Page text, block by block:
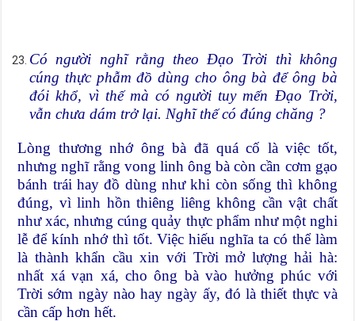
Có người nghĩ rằng theo Đạo Trời thì không
cúng thực phẫm đồ dùng cho ông bà để ông bà
đói khổ, vì thế mà có người tuy mến Đạo Trời,
vẫn chưa dám trở lại. Nghĩ thế có đúng chăng ?
Lòng thương nhớ ông bà đã quá cố là việc tốt,
nhưng nghĩ rằng vong linh ông bà còn cần cơm gạo
bánh trái hay đồ dùng như khi còn sống thì không
đúng, vì linh hồn thiêng liêng không cần vật chất
như xác, nhưng cúng quảy thực phẩm như một nghi
lễ để kính nhớ thì tốt. Việc hiếu nghĩa ta có thể làm
là thành khẩn cầu xin với Trời mở lượng hải hà:
nhất xá vạn xá, cho ông bà vào hưởng phúc với
Trời sớm ngày nào hay ngày ấy, đó là thiết thực và
cần cấp hơn hết.